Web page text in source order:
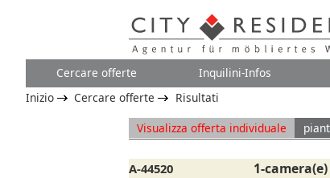
Cercare offerte Inquilini-Infos
Inizio Cercare offerte
Risultati
Visualizza offerta individuale
A-44520 1-